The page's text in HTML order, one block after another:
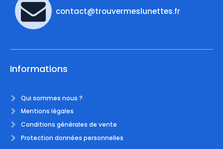
contact@trouvermeslunettes.fr
Informations
Qui sommes nous ?
Mentions légales
Conditions générales de vente
Protection données personnelles